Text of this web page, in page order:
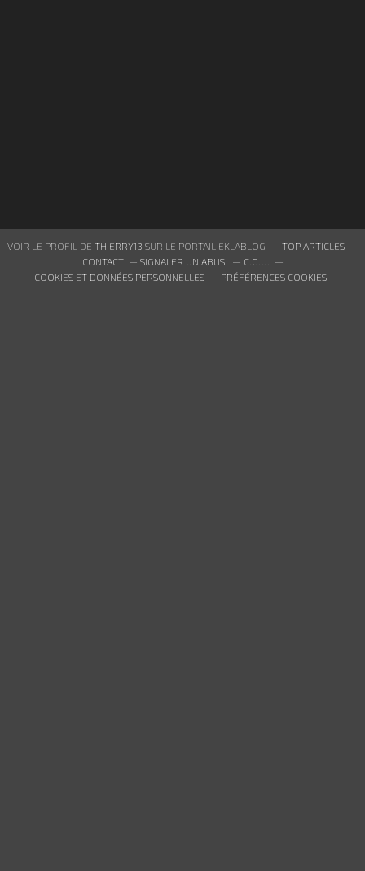
VOIR LE PROFIL DE THIERRY13 SUR LE PORTAIL EKLABLOG
TOP ARTICLES
CONTACT
SIGNALER UN ABUS
C.G.U.
COOKIES ET DONNÉES PERSONNELLES
PRÉFÉRENCES COOKIES